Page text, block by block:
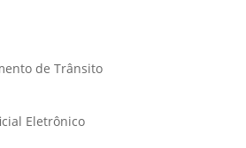
de Trânsito
Eletrônico